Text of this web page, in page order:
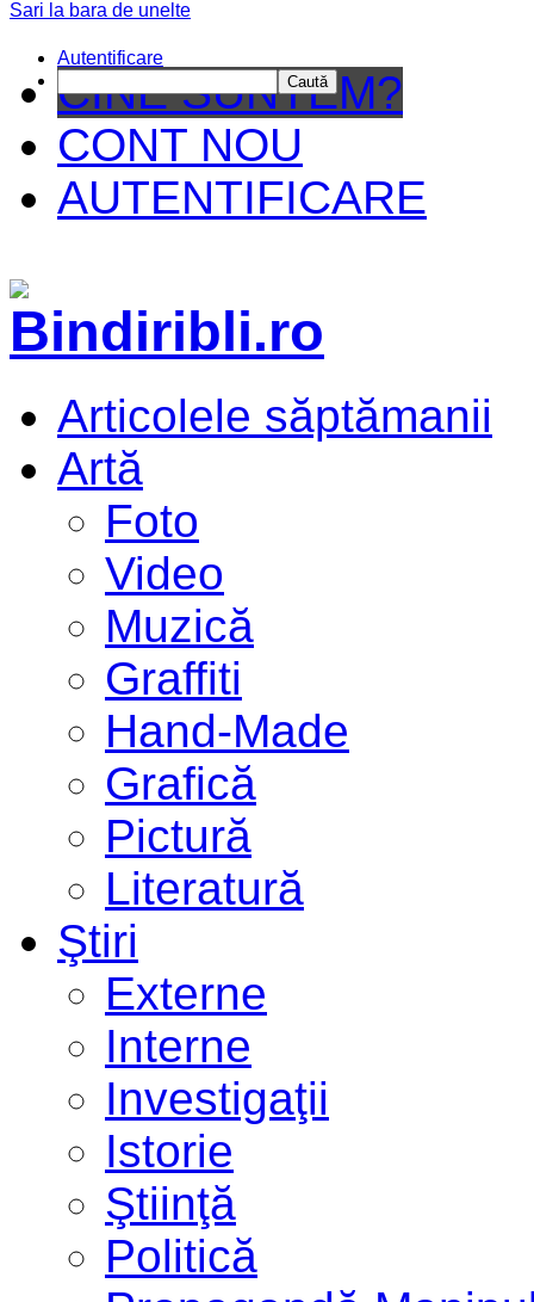
CINE SUNTEM?
CONT NOU
AUTENTIFICARE
Articolele săptămanii
Artă
Foto
Video
Muzică
Graffiti
Hand-Made
Grafică
Pictură
Literatură
Ştiri
Externe
Interne
Investigaţii
Istorie
Ştiinţă
Politică
Sari la bara de unelte
Autentificare
Caută